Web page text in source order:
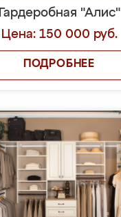
Гардеробная "Алис"
Цена: 150 000 руб.
ПОДРОБНЕЕ